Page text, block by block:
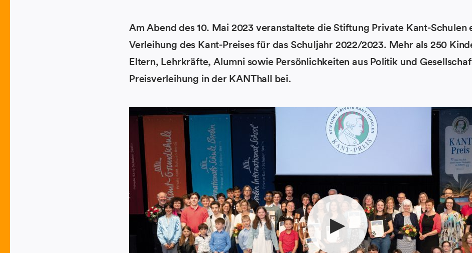
Am Abend des 10. Mai 2023 veranstaltete die Stiftung Private Kant-Schulen
Verleihung des Kant-Preises für das Schuljahr 2022/2023. Mehr als 250
Eltern, Lehrkräfte, Alumni sowie Persönlichkeiten aus Politik und
Preisverleihung in der KANThall bei.